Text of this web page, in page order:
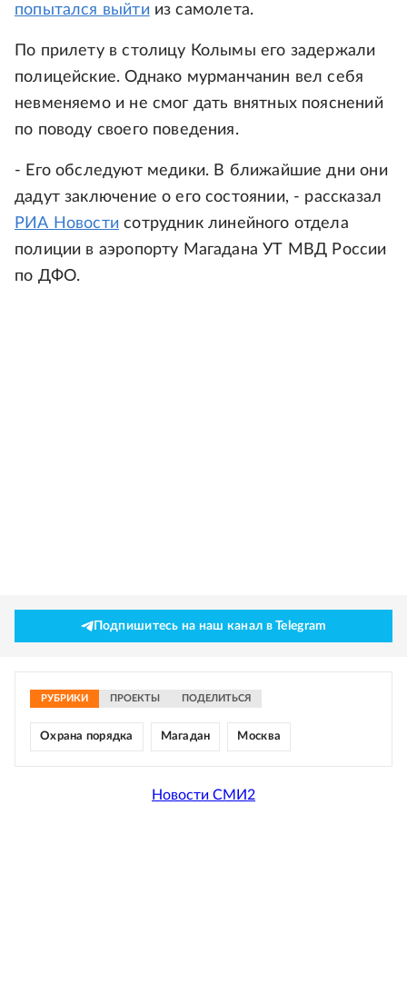
попытался выйти из самолета.
По прилету в столицу Колымы его задержали
полицейские. Однако мурманчанин вел себя
невменяемо и не смог дать внятных пояснений
по поводу своего поведения.
- Его обследуют медики. В ближайшие дни они
дадут заключение о его состоянии, - рассказал
РИА Новости сотрудник линейного отдела
полиции в аэропорту Магадана УТ МВД России
по ДФО.
Подпишитесь на наш канал в Telegram
РУБРИКИ ПРОЕКТЫ ПОДЕЛИТЬСЯ
Охрана порядка Магадан Москва
Новости СМИ2